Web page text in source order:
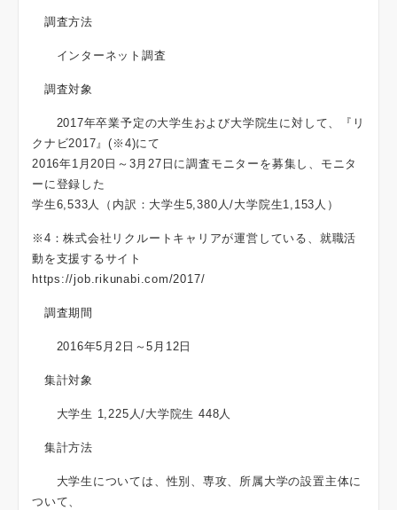
調査方法
インターネット調査
調査対象
2017年卒業予定の大学生および大学院生に対して、『リ
クナビ2017』(※4)にて
2016年1月20日～3月27日に調査モニターを募集し、モニタ
ーに登録した
学生6,533人（内訳：大学生5,380人/大学院生1,153人）
※4：株式会社リクルートキャリアが運営している、就職活
動を支援するサイト
https://job.rikunabi.com/2017/
調査期間
2016年5月2日～5月12日
集計対象
大学生 1,225人/大学院生 448人
集計方法
大学生については、性別、専攻、所属大学の設置主体に
ついて、